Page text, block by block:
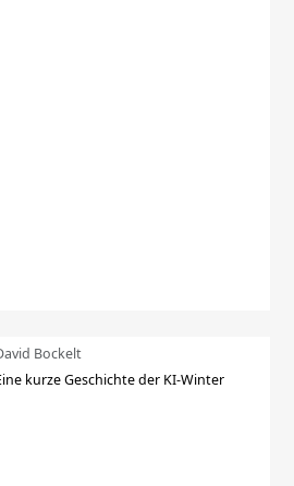
Bockelt
kurze Geschichte der KI-Winter